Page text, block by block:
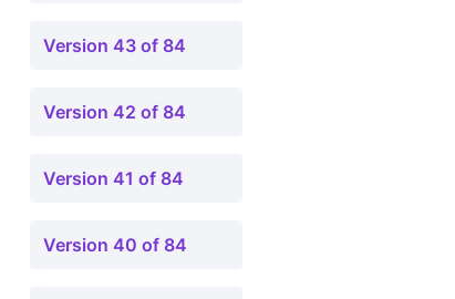
Version 43 of 84
Version 42 of 84
Version 41 of 84
Version 40 of 84